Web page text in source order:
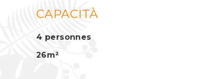
CAPACITÀ
4 personnes
26m²